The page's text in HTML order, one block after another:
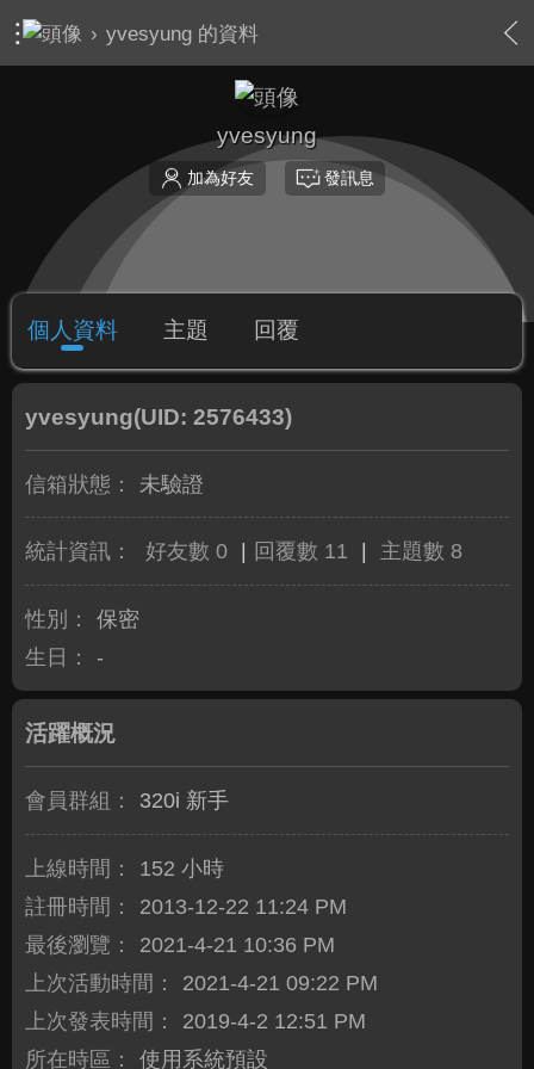
› yvesyung 的資料
yvesyung
加為好友 發訊息
個人資料 主題 回覆
yvesyung(UID: 2576433)
信箱狀態： 未驗證
統計資訊： 好友數 0 回覆數 11 主題數 8
性別：
保密
生日：
-
活躍概況
會員群組： 320i 新手
上線時間：
152 小時
註冊時間：
2013-12-22 11:24 PM
最後瀏覽：
2021-4-21 10:36 PM
上次活動時間：
2021-4-21 09:22 PM
上次發表時間：
2019-4-2 12:51 PM
所在時區：
使用系統預設